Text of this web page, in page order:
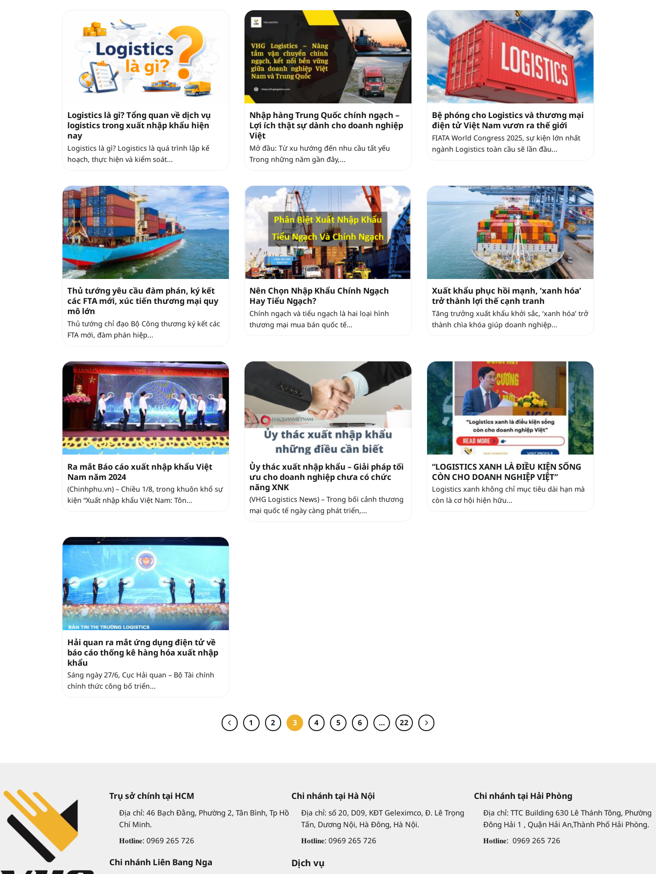
Logistics là gì? Tổng quan về dịch vụ
logistics trong xuất nhập khẩu hiện
nay
Logistics là gì? Logistics là quá trình lập kế
hoạch, thực hiện và kiểm soát...
Nhập hàng Trung Quốc chính ngạch –
Lợi ích thật sự dành cho doanh nghiệp
Việt
Mở đầu: Từ xu hướng đến nhu cầu tất yếu
Trong những năm gần đây,...
Bệ phóng cho Logistics và thương mại
điện tử Việt Nam vươn ra thế giới
FIATA World Congress 2025, sự kiện lớn nhất
ngành Logistics toàn cầu sẽ lần đầu...
Thủ tướng yêu cầu đàm phán, ký kết
các FTA mới, xúc tiến thương mại quy
mô lớn
Thủ tướng chỉ đạo Bộ Công thương ký kết các
FTA mới, đàm phán hiệp...
Nên Chọn Nhập Khẩu Chính Ngạch
Hay Tiểu Ngạch?
Chính ngạch và tiểu ngạch là hai loại hình
thương mại mua bán quốc tế...
Xuất khẩu phục hồi mạnh, ‘xanh hóa’
trở thành lợi thế cạnh tranh
Tăng trưởng xuất khẩu khởi sắc, ‘xanh hóa’ trở
thành chìa khóa giúp doanh nghiệp...
Ra mắt Báo cáo xuất nhập khẩu Việt
Nam năm 2024
(Chinhphu.vn) – Chiều 1/8, trong khuôn khổ sự
kiện “Xuất nhập khẩu Việt Nam: Tôn...
Ủy thác xuất nhập khẩu – Giải pháp tối
ưu cho doanh nghiệp chưa có chức
năng XNK
(VHG Logistics News) – Trong bối cảnh thương
mại quốc tế ngày càng phát triển,...
“LOGISTICS XANH LÀ ĐIỀU KIỆN SỐNG
CÒN CHO DOANH NGHIỆP VIỆT”
Logistics xanh không chỉ mục tiêu dài hạn mà
còn là cơ hội hiện hữu...
Hải quan ra mắt ứng dụng điện tử về
báo cáo thống kê hàng hóa xuất nhập
khẩu
Sáng ngày 27/6, Cục Hải quan – Bộ Tài chính
chính thức công bố triển...
1 2 3 4 5 6 … 22
Trụ sở chính tại HCM
Địa chỉ: 46 Bạch Đằng, Phường 2, Tân Bình, Tp Hồ
Chí Minh.
𝐇𝐨𝐭𝐥𝐢𝐧𝐞: 0969 265 726
Chi nhánh tại Hà Nội
Địa chỉ: số 20, D09, KĐT Geleximco, Đ. Lê Trọng
Tấn, Dương Nội, Hà Đông, Hà Nội.
𝐇𝐨𝐭𝐥𝐢𝐧𝐞: 0969 265 726
Chi nhánh tại Hải Phòng
Địa chỉ: TTC Building 630 Lê Thánh Tông, Phường
Đông Hải 1 , Quận Hải An,Thành Phố Hải Phòng.
𝐇𝐨𝐭𝐥𝐢𝐧𝐞: 0969 265 726
Chi nhánh Liên Bang Nga Dịch vụ